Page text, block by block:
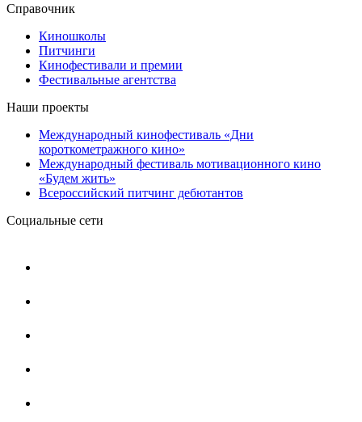
Справочник
Киношколы
Питчинги
Кинофестивали и премии
Фестивальные агентства
Наши проекты
Международный кинофестиваль «Дни
короткометражного кино»
Международный фестиваль мотивационного кино
«Будем жить»
Всероссийский питчинг дебютантов
Социальные сети